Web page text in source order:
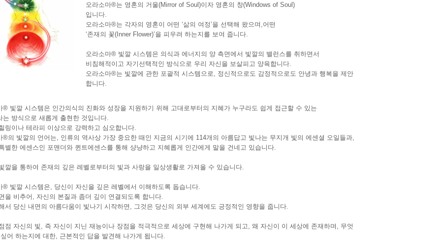
오라소마®는 영혼의 거울(Mirror of Soul)이자 영혼의 창(Windows of Soul)
입니다.
오라소마®는 각자의 영혼이 어떤 ‘삶의 여정’을 선택해 왔으며,어떤
‘존재의 꽃(Inner Flower)’을 피우려 하는지를 보여 줍니다.
오라소마® 빛깔 시스템은 의식과 에너지의 양 측면에서 빛깔의 밸런스를 취하면서
비침해적이고 자기선택적인 방식으로 우리 자신을 보살피고 양육합니다.
오라소마®는 빛깔에 관한 포괄적 시스템으로, 정신적으로도 감정적으로도 안녕과 행복을 제안
합니다.
® 빛깔 시스템은 인간의식의 진화와 성장을 지원하기 위해 고대로부터의 지혜가 누구라도 쉽게 접근할 수 있는
는 방식으로 새롭게 출현한 것입니다.
링이나 테라피 이상으로 강력하고 심오합니다.
®의 빛깔의 언어는, 인류의 역사상 가장 중요한 때인 지금의 시기에 114개의 아름답고 빛나는 무지개 빛의 에센셜 오일들과,
별한 에센스인 포맨더와 퀸트에센스를 통해 샹냥하고 지혜롭게 인간에게 말을 건네고 있습니다.
깔을 통하여 존재의 깊은 레벨로부터의 빛과 사랑을 일상생활로 가져올 수 있습니다.
® 빛깔 시스템은, 당신이 자신을 깊은 레벨에서 이해하도록 돕습니다.
을 비추어, 자신의 본질과 좀더 깊이 연결되도록 합니다.
서 당신 내면의 아름다움이 빛나기 시작하면, 그것은 당신의 외부 세계에도 긍정적인 영향을 줍니다.
점 자신의 빛, 즉 자신이 지닌 재능이나 장점을 적극적으로 세상에 구현해 나가게 되고, 왜 자신이 이 세상에 존재하며, 무엇
어 하는지에 대한, 근본적인 답을 발견해 나가게 됩니다.